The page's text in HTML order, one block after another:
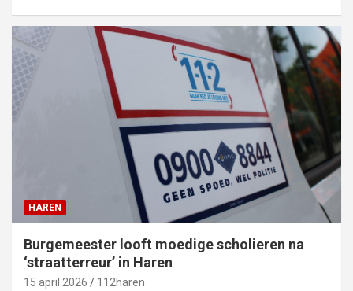
HAREN
Burgemeester looft moedige scholieren na
‘straatterreur’ in Haren
15 april 2026 112haren